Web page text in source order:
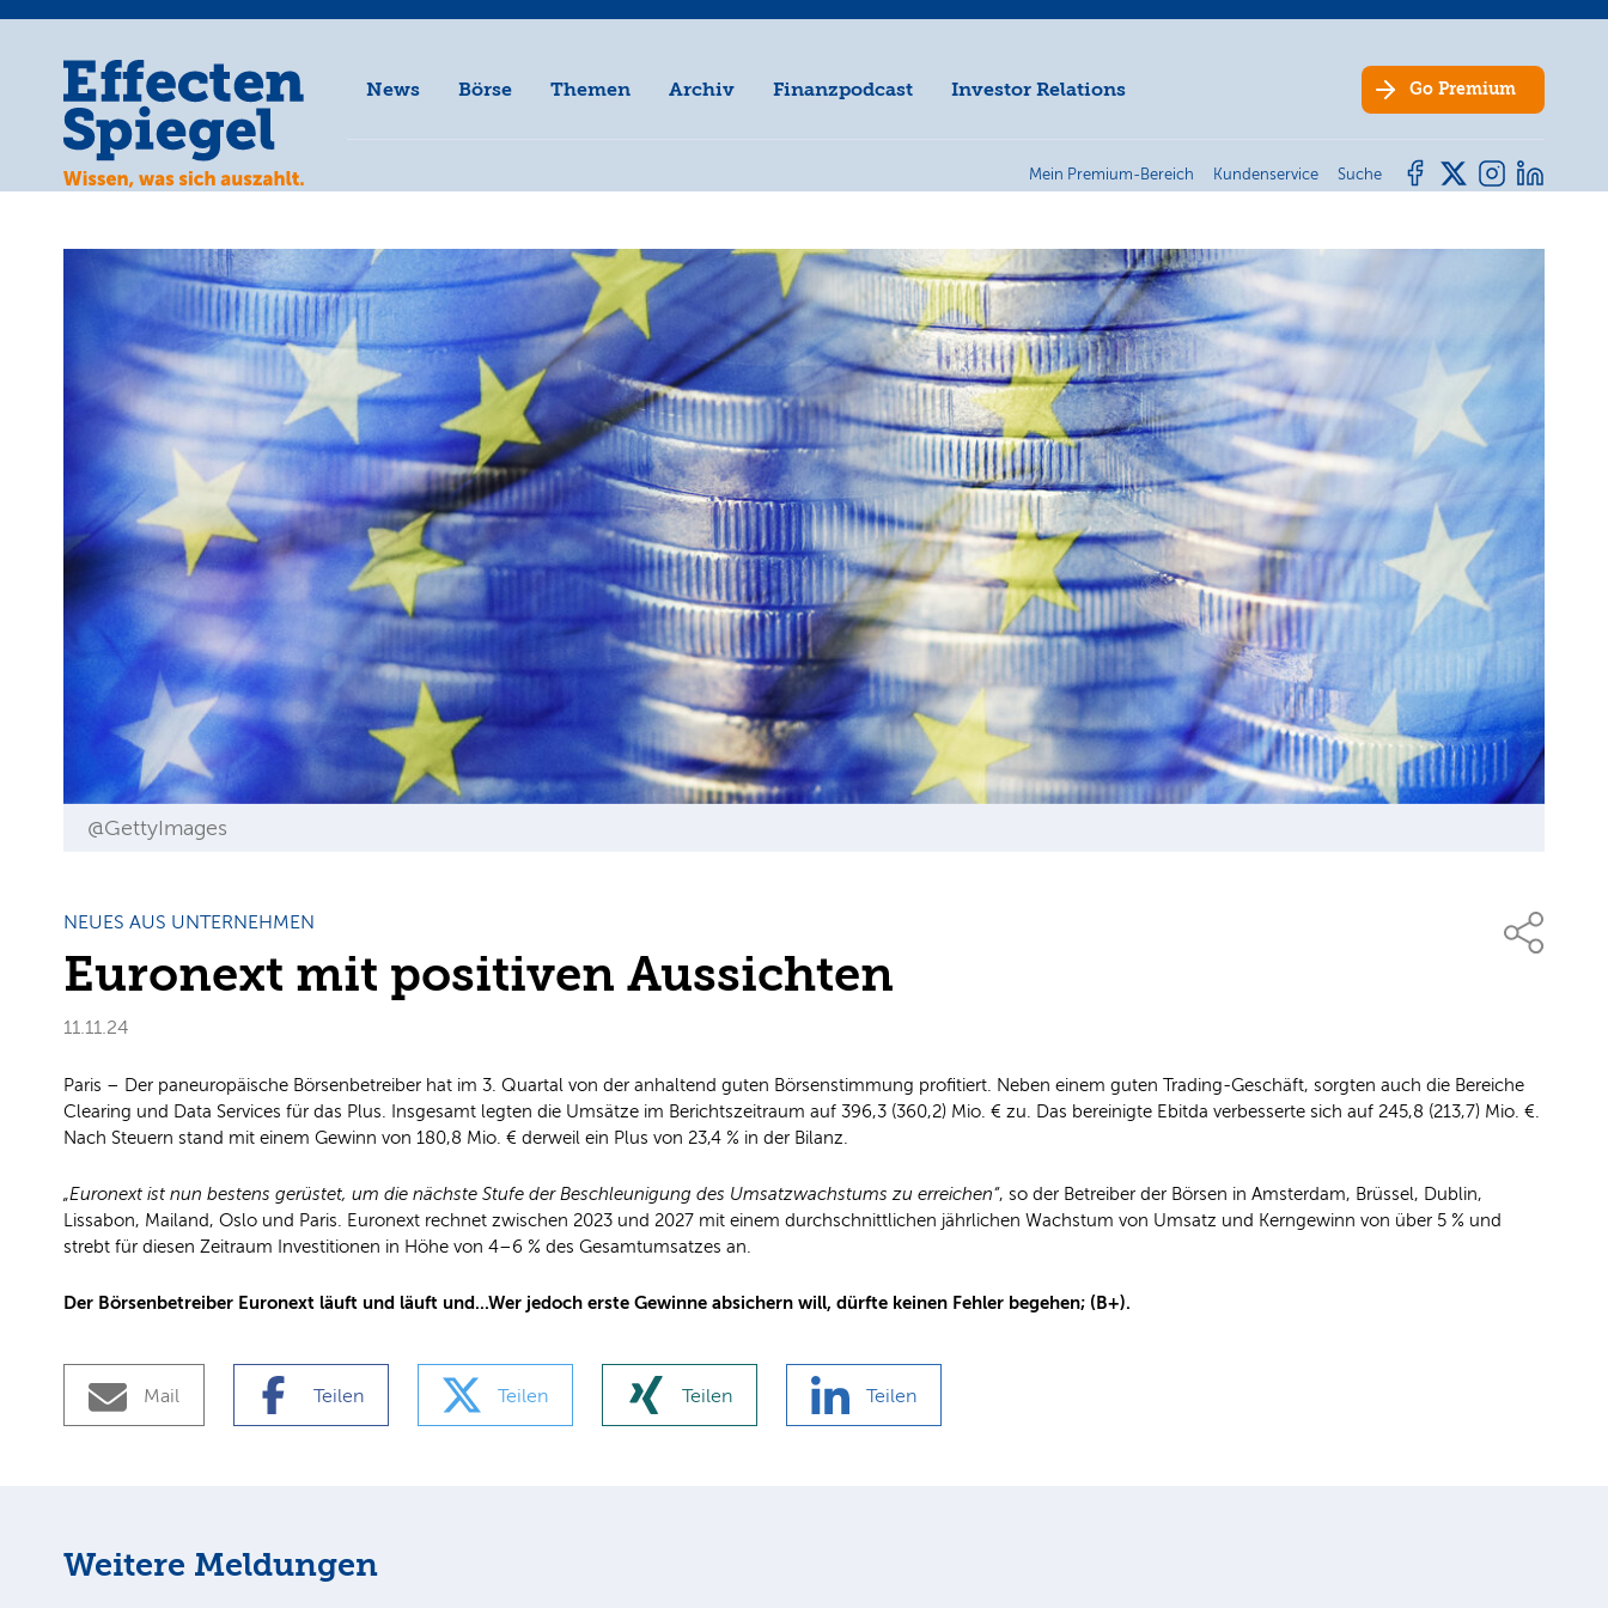
News Börse Themen Archiv Finanzpodcast Investor Relations Go Premium
Mein Premium-Bereich Kundenservice Suche
@GettyImages
NEUES AUS UNTERNEHMEN
Euronext mit positiven Aussichten
11.11.24
Paris – Der paneuropäische Börsenbetreiber hat im 3. Quartal von der anhaltend guten Börsenstimmung profitiert. Neben einem guten Trading-Geschäft, sorgten auch die Bereiche
Clearing und Data Services für das Plus. Insgesamt legten die Umsätze im Berichtszeitraum auf 396,3 (360,2) Mio. € zu. Das bereinigte Ebitda verbesserte sich auf 245,8 (213,7) Mio. €.
Nach Steuern stand mit einem Gewinn von 180,8 Mio. € derweil ein Plus von 23,4 % in der Bilanz.
„Euronext ist nun bestens gerüstet, um die nächste Stufe der Beschleunigung des Umsatzwachstums zu erreichen“, so der Betreiber der Börsen in Amsterdam, Brüssel, Dublin,
Lissabon, Mailand, Oslo und Paris. Euronext rechnet zwischen 2023 und 2027 mit einem durchschnittlichen jährlichen Wachstum von Umsatz und Kerngewinn von über 5 % und
strebt für diesen Zeitraum Investitionen in Höhe von 4–6 % des Gesamtumsatzes an.
Der Börsenbetreiber Euronext läuft und läuft und...Wer jedoch erste Gewinne absichern will, dürfte keinen Fehler begehen; (B+).
Mail Teilen Teilen Teilen Teilen
Weitere Meldungen